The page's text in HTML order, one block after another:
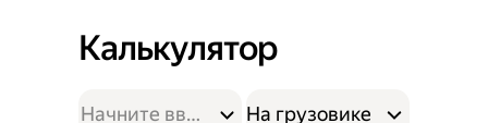
Калькулятор
На грузовике